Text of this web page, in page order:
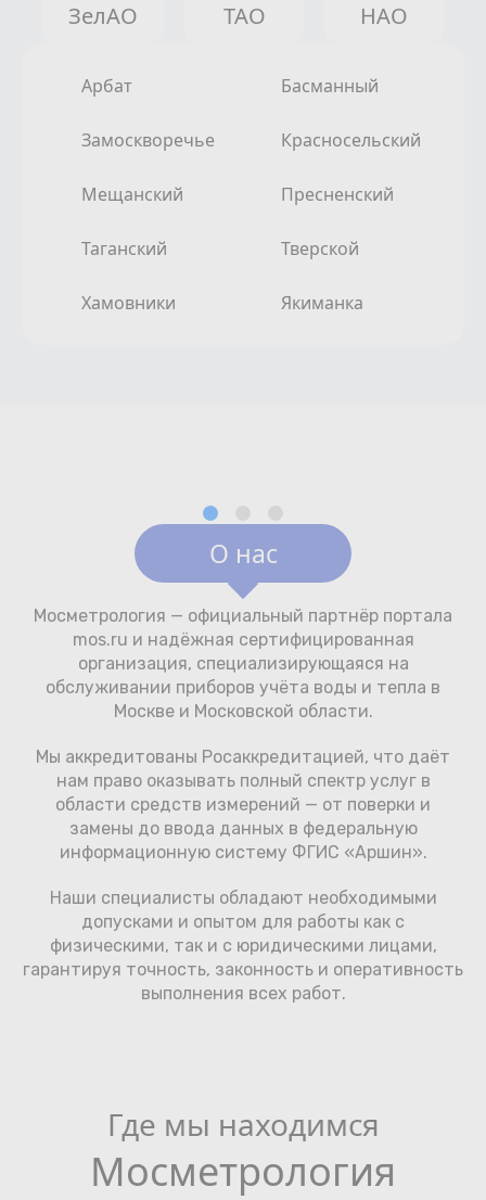
ЗелАО
ТАО НАО
Арбат Басманный
Замоскворечье Красносельский
Мещанский Пресненский
Таганский Тверской
Хамовники Якиманка
О нас
Мосметрология — официальный партнёр портала
mos.ru и надёжная сертифицированная
организация, специализирующаяся на
обслуживании приборов учёта воды и тепла в
Москве и Московской области.
Мы аккредитованы Росаккредитацией, что даёт
нам право оказывать полный спектр услуг в
области средств измерений — от поверки и
замены до ввода данных в федеральную
информационную систему ФГИС «Аршин».
Наши специалисты обладают необходимыми
допусками и опытом для работы как с
физическими, так и с юридическими лицами,
гарантируя точность, законность и оперативность
выполнения всех работ.
Где мы находимся
Мосметрология